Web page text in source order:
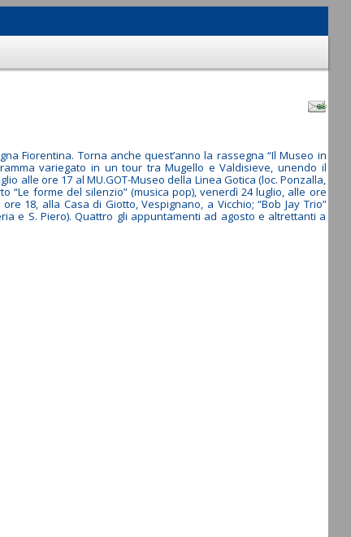
Fiorentina. Torna anche quest’anno la rassegna “Il Museo in
variegato in un tour tra Mugello e Valdisieve, unendo il
alle ore 17 al MU.GOT-Museo della Linea Gotica (loc. Ponzalla,
“Le forme del silenzio” (musica pop), venerdì 24 luglio, alle ore
18, alla Casa di Giotto, Vespignano, a Vicchio; “Bob Jay Trio”
e S. Piero). Quattro gli appuntamenti ad agosto e altrettanti a